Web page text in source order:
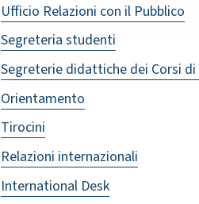
Ufficio Relazioni con il Pubblico
Segreteria studenti
Segreterie didattiche dei Corsi
Orientamento
Tirocini
Relazioni internazionali
International Desk